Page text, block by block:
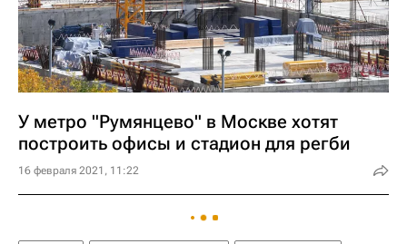
У метро "Румянцево" в Москве хотят
построить офисы и стадион для регби
16 февраля 2021, 11:22